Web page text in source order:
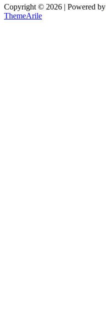
Copyright © 2026 | Powered by
ThemeArile